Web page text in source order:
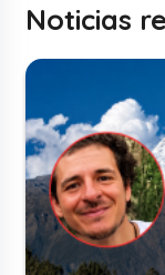
Noticias